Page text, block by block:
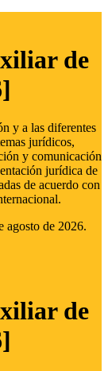
de
y a las diferentes
jurídicos,
y comunicación
jurídica de
de acuerdo con
agosto de 2026.
de